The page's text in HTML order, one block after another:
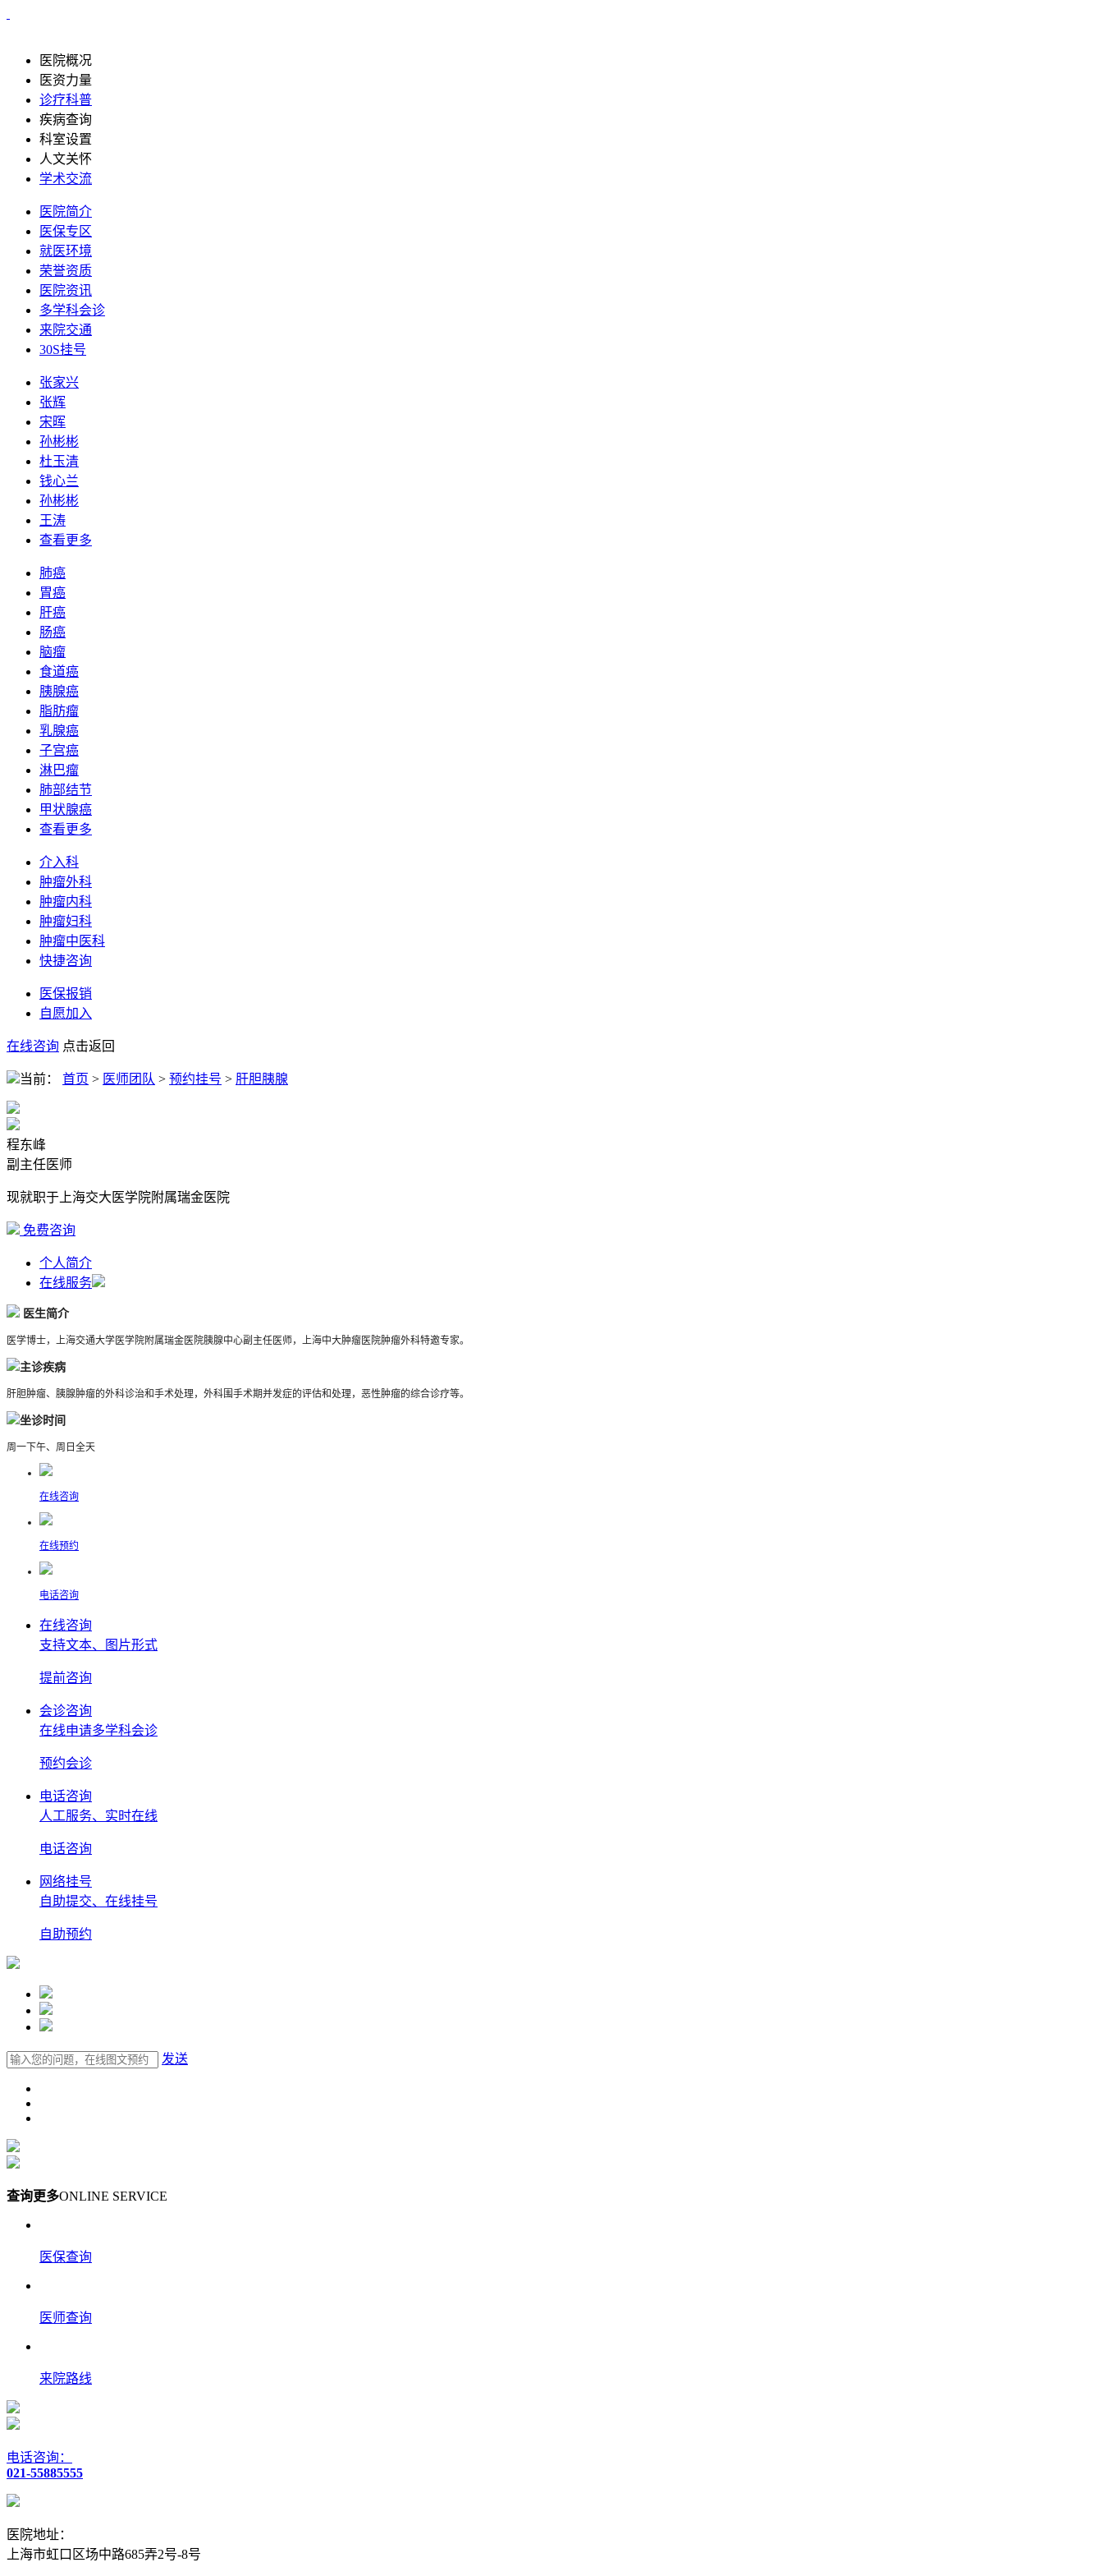
医院概况
医资力量
诊疗科普
疾病查询
科室设置
人文关怀
学术交流
医院简介
医保专区
就医环境
荣誉资质
医院资讯
多学科会诊
来院交通
30S挂号
张家兴
张辉
宋晖
孙彬彬
杜玉清
钱心兰
孙彬彬
王涛
查看更多
肺癌
胃癌
肝癌
肠癌
脑瘤
食道癌
胰腺癌
脂肪瘤
乳腺癌
子宫癌
淋巴瘤
肺部结节
甲状腺癌
查看更多
介入科
肿瘤外科
肿瘤内科
肿瘤妇科
肿瘤中医科
快捷咨询
医保报销
自愿加入
在线咨询 点击返回
当前： 首页 > 医师团队 > 预约挂号 > 肝胆胰腺
程东峰
副主任医师
现就职于上海交大医学院附属瑞金医院
免费咨询
个人简介
在线服务
医生简介
医学博士，上海交通大学医学院附属瑞金医院胰腺中心副主任医师，上海中大肿瘤医院肿瘤外科特邀专家。
主诊疾病
肝胆肿瘤、胰腺肿瘤的外科诊治和手术处理，外科围手术期并发症的评估和处理，恶性肿瘤的综合诊疗等。
坐诊时间
周一下午、周日全天
在线咨询
在线预约
电话咨询
在线咨询
支持文本、图片形式
提前咨询
会诊咨询
在线申请多学科会诊
预约会诊
电话咨询
人工服务、实时在线
电话咨询
网络挂号
自助提交、在线挂号
自助预约
发送
查询更多ONLINE SERVICE
医保查询
医师查询
来院路线
电话咨询：
021-55885555
医院地址：
上海市虹口区场中路685弄2号-8号